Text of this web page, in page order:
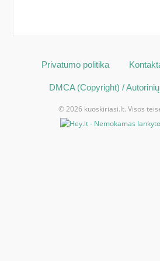
Privatumo politika
DMCA (Copyright) /
© 2026 kuoskiriasi.lt. Visos